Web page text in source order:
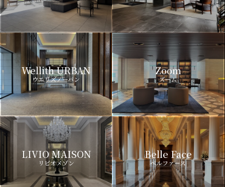
Wellith URBAN
ウエリスアーバン
Zoom
ズーム
LIVIO MAISON
リビオメゾン
Belle Face
ベルファース